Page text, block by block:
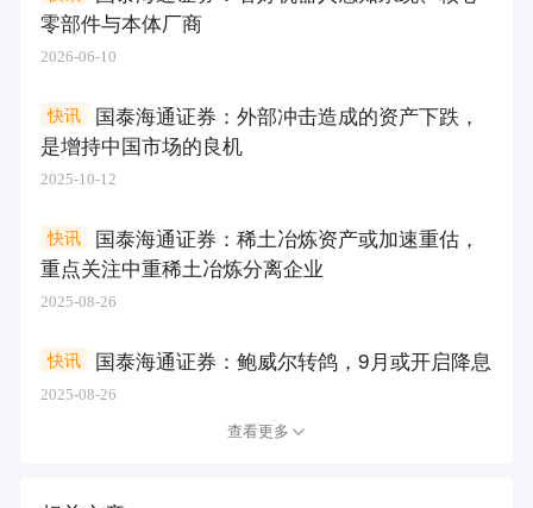
零部件与本体厂商
2026-06-10
国泰海通证券：外部冲击造成的资产下跌，
是增持中国市场的良机
快讯
2025-10-12
国泰海通证券：稀土冶炼资产或加速重估，
重点关注中重稀土冶炼分离企业
快讯
2025-08-26
国泰海通证券：鲍威尔转鸽，9月或开启降息
快讯
2025-08-26
查看更多